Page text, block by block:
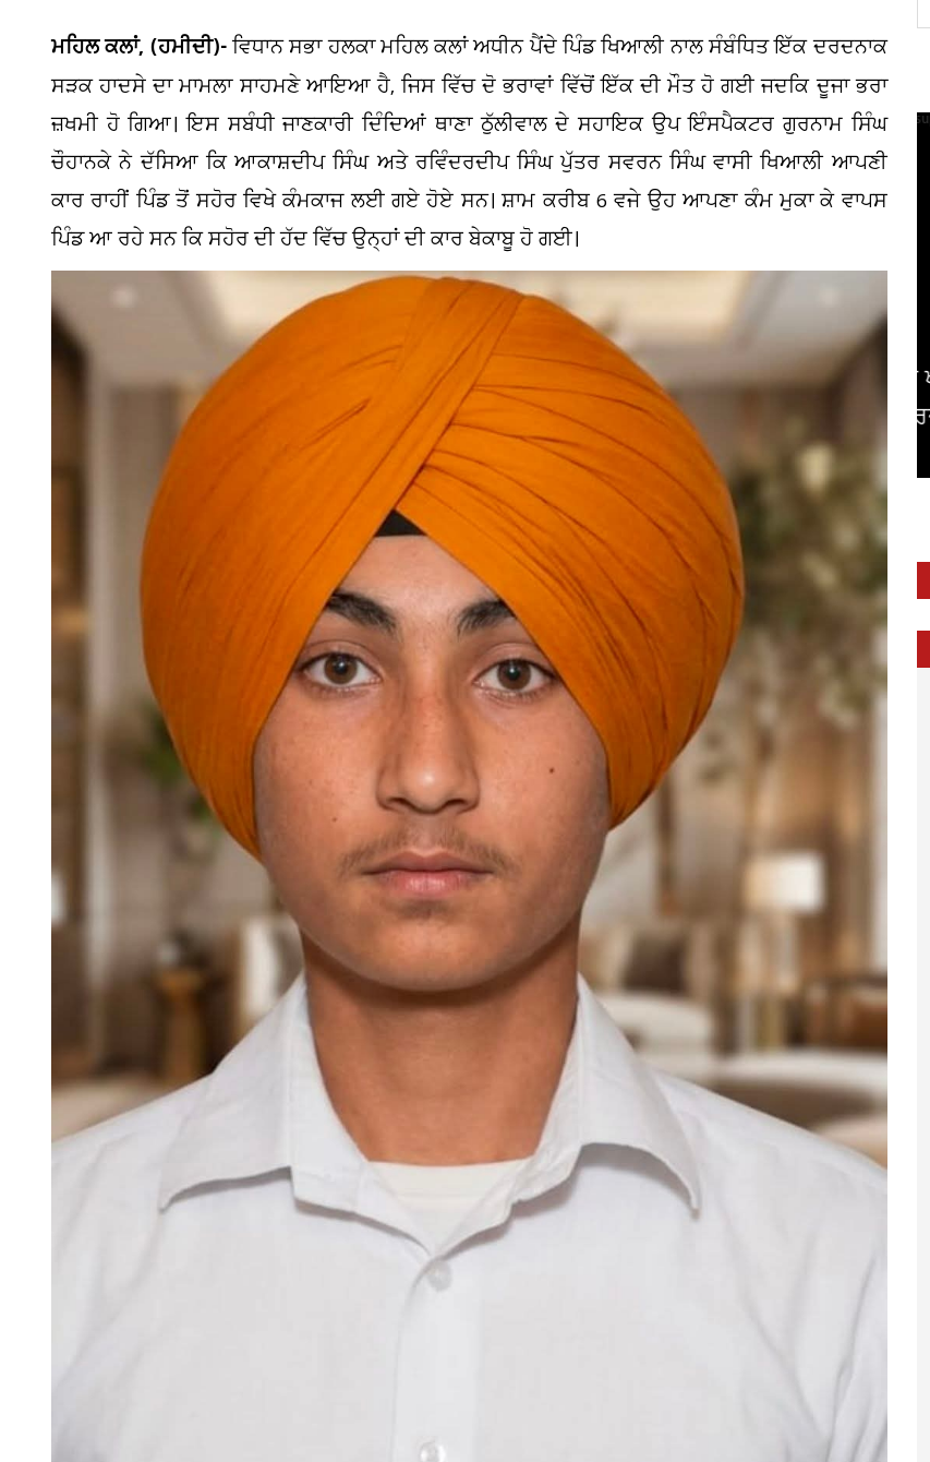
ਮਹਿਲ ਕਲਾਂ, (ਹਮੀਦੀ)-ਵਿਧਾਨ ਸਭਾ ਹਲਕਾ ਮਹਿਲ ਕਲਾਂ ਅਧੀਨ ਪੈਂਦੇ ਪਿੰਡ ਖਿਆਲੀ ਨਾਲ ਸੰਬੰਧਿਤ ਇੱਕ ਦਰਦਨਾਕ
ਸੜਕ ਹਾਦਸੇ ਦਾ ਮਾਮਲਾ ਸਾਹਮਣੇ ਆਇਆ ਹੈ, ਜਿਸ ਵਿੱਚ ਦੋ ਭਰਾਵਾਂ ਵਿੱਚੋਂ ਇੱਕ ਦੀ ਮੌਤ ਹੋ ਗਈ ਜਦਕਿ ਦੂਜਾ ਭਰਾ
ਜ਼ਖਮੀ ਹੋ ਗਿਆ। ਇਸ ਸਬੰਧੀ ਜਾਣਕਾਰੀ ਦਿੰਦਿਆਂ ਥਾਣਾ ਠੁੱਲੀਵਾਲ ਦੇ ਸਹਾਇਕ ਉਪ ਇੰਸਪੈਕਟਰ ਗੁਰਨਾਮ ਸਿੰਘ
ਚੌਹਾਨਕੇ ਨੇ ਦੱਸਿਆ ਕਿ ਆਕਾਸ਼ਦੀਪ ਸਿੰਘ ਅਤੇ ਰਵਿੰਦਰਦੀਪ ਸਿੰਘ ਪੁੱਤਰ ਸਵਰਨ ਸਿੰਘ ਵਾਸੀ ਖਿਆਲੀ ਆਪਣੀ
ਕਾਰ ਰਾਹੀਂ ਪਿੰਡ ਤੋਂ ਸਹੋਰ ਵਿਖੇ ਕੰਮਕਾਜ ਲਈ ਗਏ ਹੋਏ ਸਨ। ਸ਼ਾਮ ਕਰੀਬ 6 ਵਜੇ ਉਹ ਆਪਣਾ ਕੰਮ ਮੁਕਾ ਕੇ ਵਾਪਸ
ਪਿੰਡ ਆ ਰਹੇ ਸਨ ਕਿ ਸਹੋਰ ਦੀ ਹੱਦ ਵਿੱਚ ਉਨ੍ਹਾਂ ਦੀ ਕਾਰ ਬੇਕਾਬੂ ਹੋ ਗਈ।